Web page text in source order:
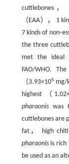
cuttlebones，
（EAA）， 1
7 kinds of
the three
met the ideal
FAO/WHO.
（3.93×105 mg/
highest （
pharaoniswas
cuttlebones are
fat， high
pharaonisis rich
be used as an